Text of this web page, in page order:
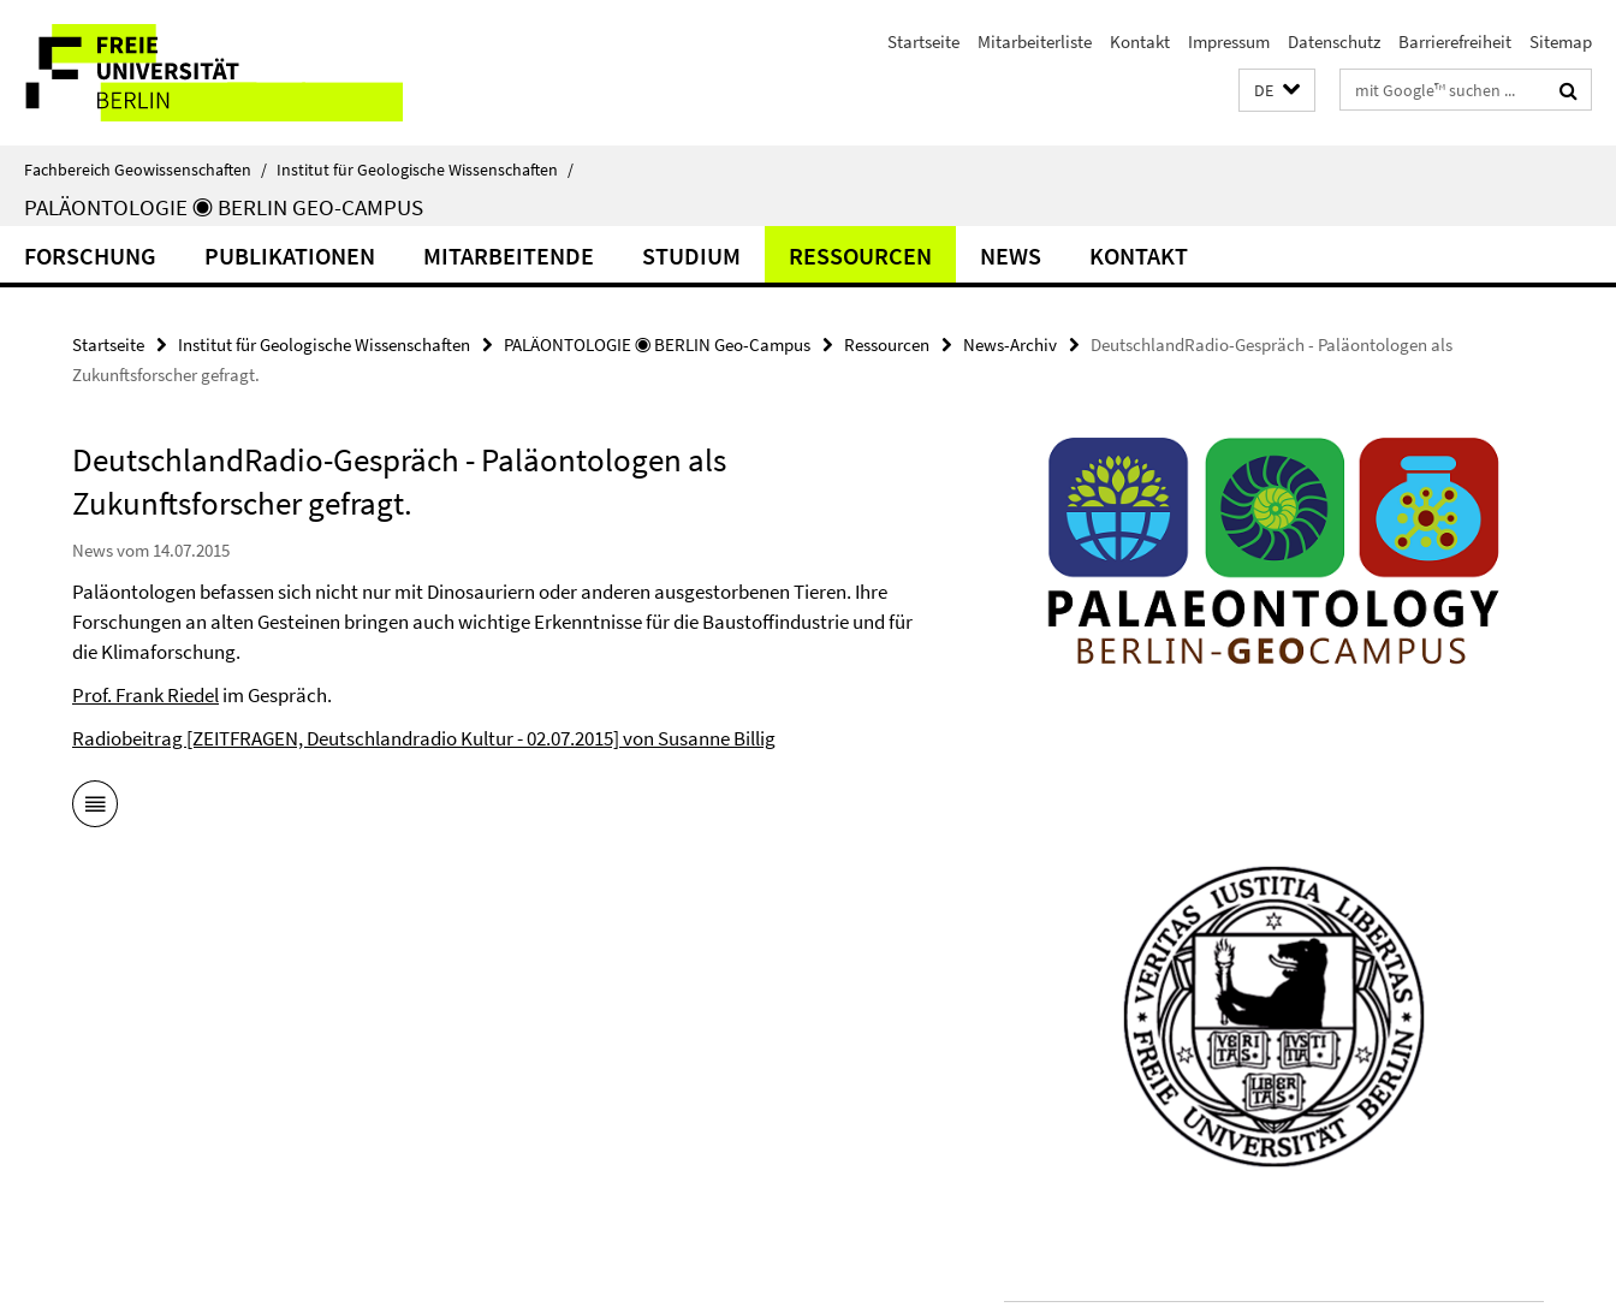
direkt
Inhalt
Service-
Navigation
Startseite Mitarbeiterliste Kontakt Impressum Datenschutz Barrierefreiheit Sitemap
DE Suchbegriffe
Fachbereich Geowissenschaften / Institut für Geologische Wissenschaften /
PALÄONTOLOGIE ◉ BERLIN GEO-CAMPUS
FORSCHUNG PUBLIKATIONEN MITARBEITENDE STUDIUM RESSOURCEN NEWS KONTAKT
Startseite Institut für Geologische Wissenschaften PALÄONTOLOGIE ◉ BERLIN Geo-Campus Ressourcen News-Archiv
DeutschlandRadio-Gespräch - Paläontologen als
Zukunftsforscher gefragt.
DeutschlandRadio-Gespräch - Paläontologen als
Zukunftsforscher gefragt.
News vom 14.07.2015
Paläontologen befassen sich nicht nur mit Dinosauriern oder anderen ausgestorbenen Tieren. Ihre
Forschungen an alten Gesteinen bringen auch wichtige Erkenntnisse für die Baustoffindustrie und für
die Klimaforschung.
Prof. Frank Riedelim Gespräch.
Radiobeitrag [ZEITFRAGEN, Deutschlandradio Kultur - 02.07.2015] von Susanne Billig